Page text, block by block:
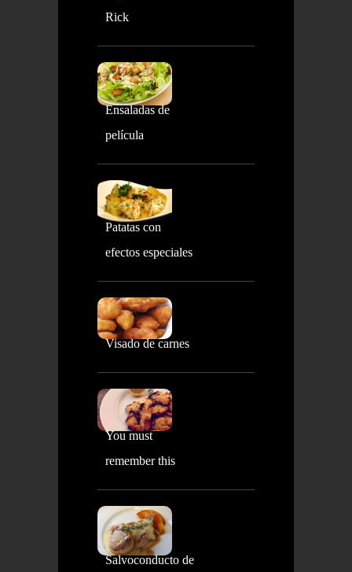
Rick
Ensaladas de
película
Patatas con
efectos especiales
Visado de carnes
You must
remember this
Salvoconducto de